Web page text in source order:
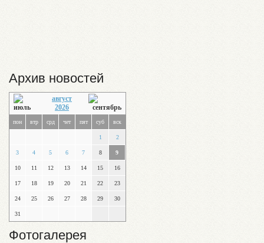
Архив новостей
август
2026
пон втр срд чет пят суб вск
1 2
3 4 5 6 7 8 9
10 11 12 13 14 15 16
17 18 19 20 21 22 23
24 25 26 27 28 29 30
31
Фотогалерея